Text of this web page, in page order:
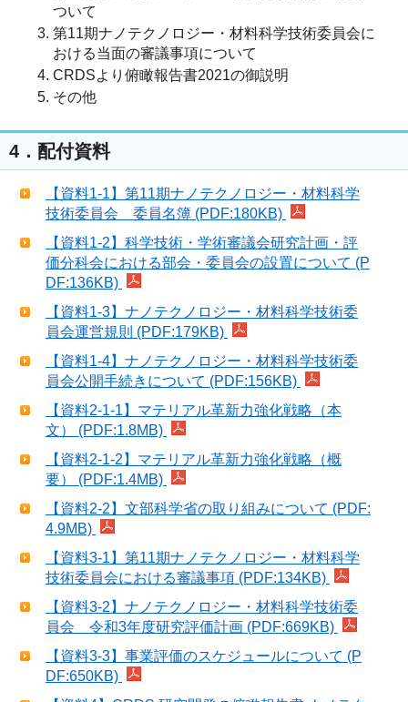
ついて
第11期ナノテクノロジー・材料科学技術委員会に
おける当面の審議事項について
CRDSより俯瞰報告書2021の御説明
その他
4．配付資料
【資料1-1】第11期ナノテクノロジー・材料科学
技術委員会 委員名簿 (PDF:180KB)
【資料1-2】科学技術・学術審議会研究計画・評
価分科会における部会・委員会の設置について (P
DF:136KB)
【資料1-3】ナノテクノロジー・材料科学技術委
員会運営規則 (PDF:179KB)
【資料1-4】ナノテクノロジー・材料科学技術委
員会公開手続きについて (PDF:156KB)
【資料2-1-1】マテリアル革新力強化戦略（本
文） (PDF:1.8MB)
【資料2-1-2】マテリアル革新力強化戦略（概
要） (PDF:1.4MB)
【資料2-2】文部科学省の取り組みについて (PDF:
4.9MB)
【資料3-1】第11期ナノテクノロジー・材料科学
技術委員会における審議事項 (PDF:134KB)
【資料3-2】ナノテクノロジー・材料科学技術委
員会 令和3年度研究評価計画 (PDF:669KB)
【資料3-3】事業評価のスケジュールについて (P
DF:650KB)